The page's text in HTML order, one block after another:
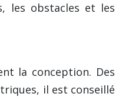
les obstacles et les
la conception. Des
il est conseillé